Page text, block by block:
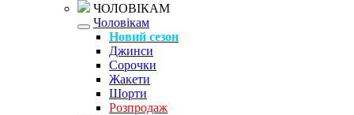
ЧОЛОВІКАМ
Чоловікам
Новий сезон
Джинси
Сорочки
Жакети
Шорти
Розпродаж